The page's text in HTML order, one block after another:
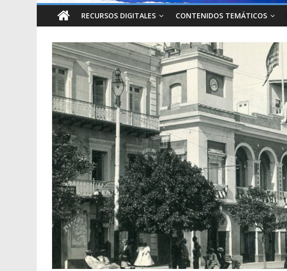
RECURSOS DIGITALES CONTENIDOS TEMÁTICOS